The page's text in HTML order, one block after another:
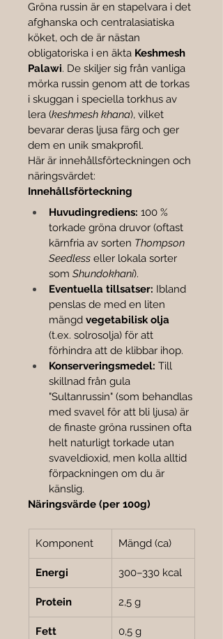
Gröna russin är en stapelvara i det
afghanska och centralasiatiska
köket, och de är nästan
obligatoriska i en äkta Keshmesh
Palawi. De skiljer sig från vanliga
mörka russin genom att de torkas
i skuggan i speciella torkhus av
lera (keshmesh khana), vilket
bevarar deras ljusa färg och ger
dem en unik smakprofil.
Här är innehållsförteckningen och
näringsvärdet:
Innehållsförteckning
Huvudingrediens: 100 %
torkade gröna druvor (oftast
kärnfria av sorten Thompson
Seedless eller lokala sorter
som Shundokhani).
Eventuella tillsatser: Ibland
penslas de med en liten
mängd vegetabilisk olja
(t.ex. solrosolja) för att
förhindra att de klibbar ihop.
Konserveringsmedel: Till
skillnad från gula
"Sultanrussin" (som behandlas
med svavel för att bli ljusa) är
de finaste gröna russinen ofta
helt naturligt torkade utan
svaveldioxid, men kolla alltid
förpackningen om du är
känslig.
Näringsvärde (per 100g)
Komponent Mängd (ca)
Energi 300–330 kcal
Protein 2,5 g
Fett 0,5 g